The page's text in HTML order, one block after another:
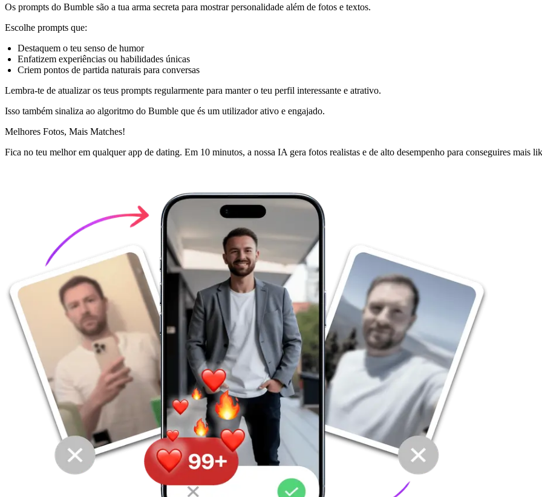
Os prompts do Bumble são a tua arma secreta para mostrar personalidade além de fotos e textos.
Escolhe prompts que:
Destaquem o teu senso de humor
Enfatizem experiências ou habilidades únicas
Criem pontos de partida naturais para conversas
Lembra-te de atualizar os teus prompts regularmente para manter o teu perfil interessante e atrativo.
Isso também sinaliza ao algoritmo do Bumble que és um utilizador ativo e engajado.
Melhores Fotos, Mais Matches!
Fica no teu melhor em qualquer app de dating. Em 10 minutos, a nossa IA gera fotos realistas e de alto desempenho para conseguires mais